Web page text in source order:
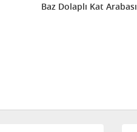
Baz Dolaplı Kat Arabası